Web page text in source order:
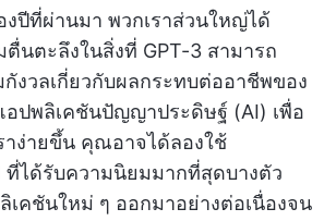
งปีที่ผ่านมา พวกเราส่วนใหญ่ได้
ตื่นตะลึงในสิ่งที่ GPT-3 สามารถ
งวลเกี่ยวกับผลกระทบต่ออาชีพของ
อปพลิเคชันปัญญาประดิษฐ์ (AI) เพื่อ
าง่ายขึ้น คุณอาจได้ลองใช้
ที่ได้รับความนิยมมากที่สุดบางตัว
คชันใหม่ ๆ ออกมาอย่างต่อเนื่องจน